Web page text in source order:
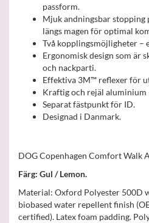
passform.
Mjuk andningsbar stopping
längs magen för optimal
Två kopplingsmöjligheter –
Ergonomisk design som är
och nackparti.
Effektiva 3M™ reflexer för
Kraftig och rejäl aluminium
Separat fästpunkt för ID.
Designad i Danmark.
DOG Copenhagen Comfort Walk
Färg: Gul / Lemon.
Material: Oxford Polyester 500D
biobased water repellent finish
certified). Latex foam padding.